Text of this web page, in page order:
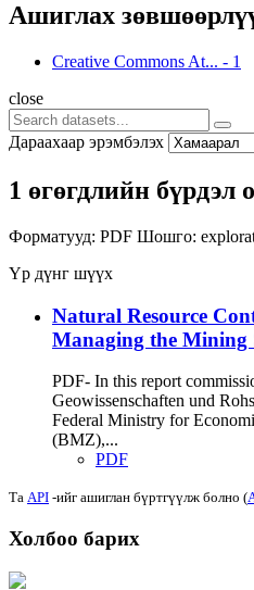
Ашиглах
Creative Commons At... - 1
close
Дараахаар эрэмбэлэх
1 өгөгдлийн бүрдэл
Форматууд: PDF Шошго:
Үр дүнг шүүх
Natural Resource
Managing the Mining
PDF- In this report
Geowissenschaften und
Federal Ministry for
(BMZ),...
PDF
Та API -ийг ашиглан бүртгүүлж болно (
Холбоо барих